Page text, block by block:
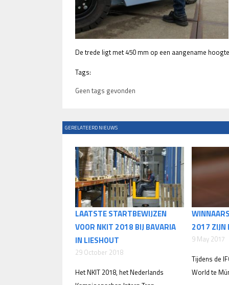
De trede ligt met 450 mm op een aangename
Tags:
Geen tags gevonden
GERELATEERD NIEUWS
LAATSTE STARTBEWIJZEN
VOOR NKIT 2018 BIJ BAVARIA
IN LIESHOUT
29 October 2018
Het NKIT 2018, het Nederlands
2017 ZIJN
9 May 2017
Tijdens de
World te